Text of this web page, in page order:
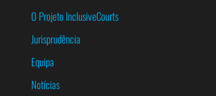
O Projeto InclusiveCourts
Jurisprudência
Equipa
Notícias